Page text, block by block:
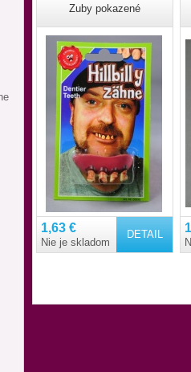
Zuby pokazené
DETAIL
1,63 €
Nie je skladom